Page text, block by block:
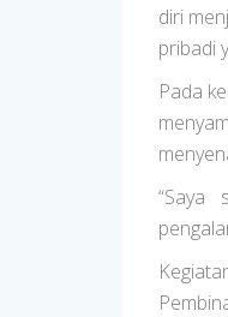
diri
pribadi
Pada
“Saya